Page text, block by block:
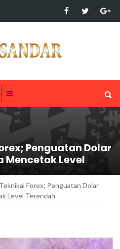
Penguatan Dolar
Mencetak Level
Forex; Penguatan Dolar
Level Terendah